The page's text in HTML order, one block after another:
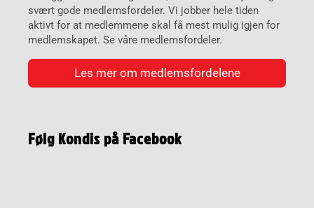
svært gode medlemsfordeler. Vi jobber hele tiden
aktivt for at medlemmene skal få mest mulig igjen for
medlemskapet. Se våre medlemsfordeler.
Les mer om medlemsfordelene
Følg Kondis på Facebook